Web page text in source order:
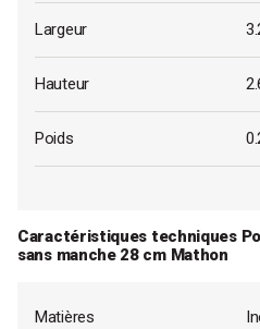
Largeur
Hauteur
Poids
Caractéristiques techniques
sans manche 28 cm Mathon
Matières